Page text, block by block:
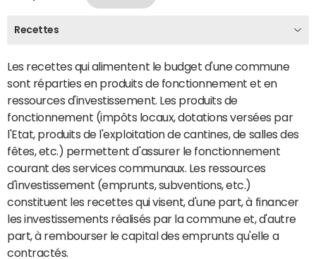
Recettes
Les recettes qui alimentent le budget d'une commune
sont réparties en produits de fonctionnement et en
ressources d'investissement. Les produits de
fonctionnement (impôts locaux, dotations versées par
l'Etat, produits de l'exploitation de cantines, de salles des
fêtes, etc.) permettent d'assurer le fonctionnement
courant des services communaux. Les ressources
d'investissement (emprunts, subventions, etc.)
constituent les recettes qui visent, d'une part, à financer
les investissements réalisés par la commune et, d'autre
part, à rembourser le capital des emprunts qu'elle a
contractés.